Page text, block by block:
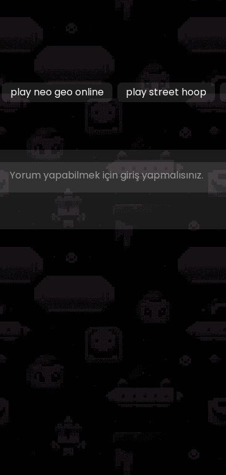
play neo geo online play street hoop
Yorum yapabilmek için giriş yapmalısınız.